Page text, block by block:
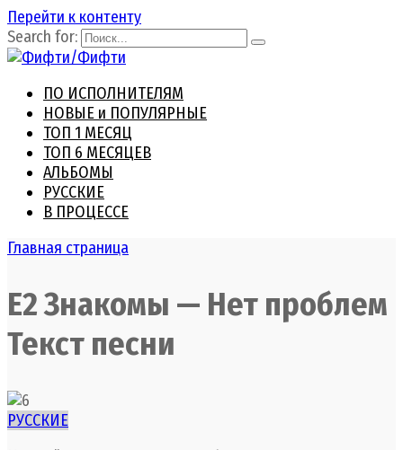
Перейти к контенту
Search for:
ПО ИСПОЛНИТЕЛЯМ
НОВЫЕ и ПОПУЛЯРНЫЕ
ТОП 1 МЕСЯЦ
ТОП 6 МЕСЯЦЕВ
АЛЬБОМЫ
РУССКИЕ
В ПРОЦЕССЕ
Главная страница
Е2 Знакомы — Нет проблем
Текст песни
РУССКИЕ